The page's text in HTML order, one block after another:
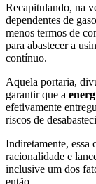
Recapitulando, na
dependentes de
menos termos de
para abastecer a
contínuo.
Aquela portaria,
garantir que a
efetivamente
riscos de
Indiretamente, essa
racionalidade e
inclusive um dos
então.